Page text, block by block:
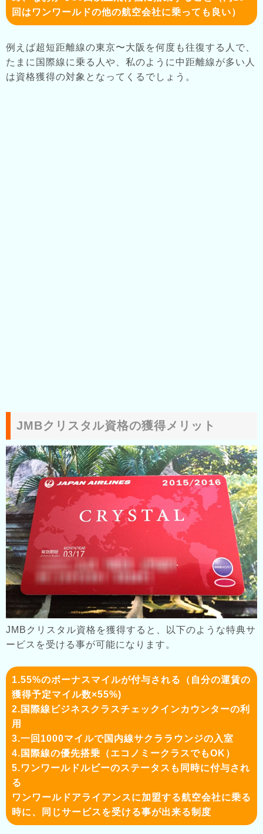
回はワンワールドの他の航空会社に乗っても良い）
例えば超短距離線の東京〜大阪を何度も往復する人で、
たまに国際線に乗る人や、私のように中距離線が多い人
は資格獲得の対象となってくるでしょう。
JMBクリスタル資格の獲得メリット
JMBクリスタル資格を獲得すると、以下のような特典サ
ービスを受ける事が可能になります。
1.55%のボーナスマイルが付与される（自分の運賃の
獲得予定マイル数×55%)
2.国際線ビジネスクラスチェックインカウンターの利
用
3.一回1000マイルで国内線サクララウンジの入室
4.国際線の優先搭乗（エコノミークラスでもOK）
5.ワンワールドルビーのステータスも同時に付与され
る
ワンワールドアライアンスに加盟する航空会社に乗る
時に、同じサービスを受ける事が出来る制度